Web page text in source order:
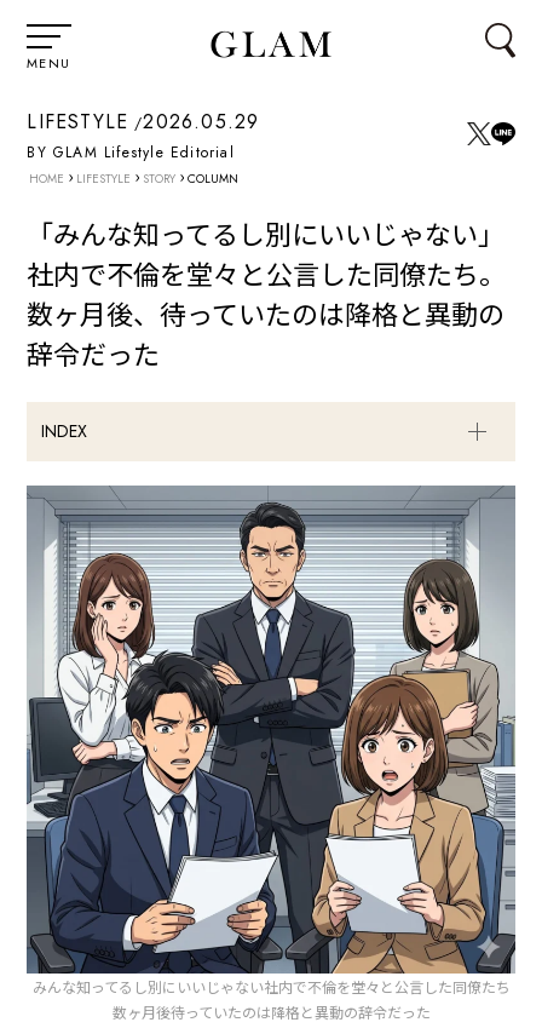
MENU
LIFESTYLE 2026.05.29
BY GLAM Lifestyle Editorial
HOME › LIFESTYLE › STORY › COLUMN
「みんな知ってるし別にいいじゃない」
社内で不倫を堂々と公言した同僚たち。
数ヶ月後、待っていたのは降格と異動の
辞令だった
INDEX
みんな知ってるし別にいいじゃない社内で不倫を堂々と公言した同僚たち
数ヶ月後待っていたのは降格と異動の辞令だった